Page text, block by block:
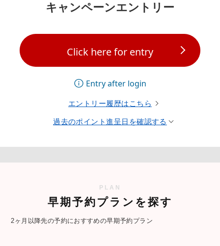
キャンペーンエントリー
Click here for entry
Entry after login
エントリー履歴はこちら
過去のポイント進呈日を確認する
PLAN
早期予約プランを探す
2ヶ月以降先の予約におすすめの早期予約プラン